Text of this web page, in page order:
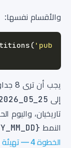
والأقسام نفسها:
( 'pub
يجب أن ترى 8 جداول تابعة (من
إلى
تاريخيان، واليوم
النمط
الخطوة 4 — تهيئة الاستبقاء وحذف الأقسام القديمة فعلياً